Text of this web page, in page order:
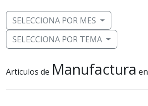
SELECCIONA POR MES
SELECCIONA POR TEMA
Articulos de Manufactura en